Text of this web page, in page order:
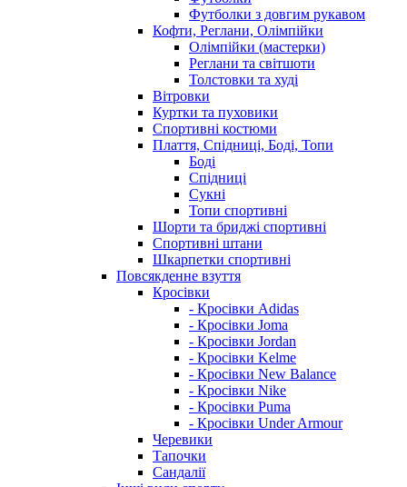
Футболки з довгим рукавом
Кофти, Реглани, Олімпійки
Олімпійки (мастерки)
Реглани та світшоти
Толстовки та худі
Вітровки
Куртки та пуховики
Спортивні костюми
Плаття, Спідниці, Боді, Топи
Боді
Спідниці
Сукні
Топи спортивні
Шорти та бриджі спортивні
Спортивні штани
Шкарпетки спортивні
Повсякденне взуття
Кросівки
- Кросівки Adidas
- Кросівки Joma
- Кросівки Jordan
- Кросівки Kelme
- Кросівки New Balance
- Кросівки Nike
- Кросівки Puma
- Кросівки Under Armour
Черевики
Тапочки
Сандалії